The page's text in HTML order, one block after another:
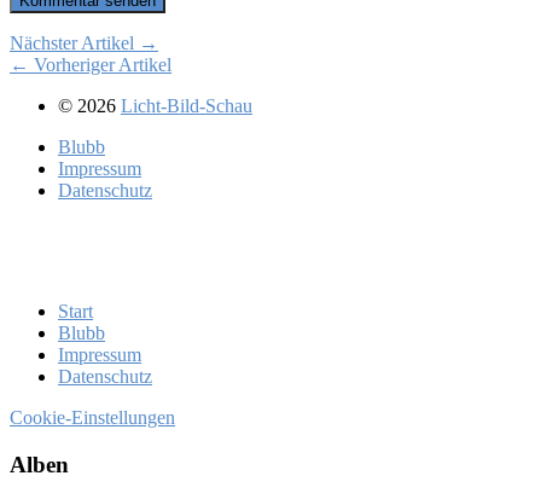
Nächster Artikel →
← Vorheriger Artikel
© 2026 Licht-Bild-Schau
Blubb
Im­pres­sum
Da­ten­schutz
Start
Blubb
Im­pres­sum
Da­ten­schutz
Cookie-Einstellungen
Al­ben